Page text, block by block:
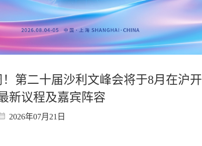
第二十届沙利文峰会将于8月在沪开
新议程及嘉宾阵容
2026年07月21日